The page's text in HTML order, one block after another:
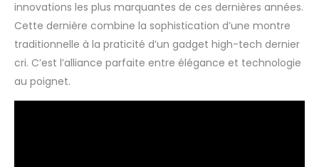
innovations les plus marquantes de ces dernières années.
Cette dernière combine la sophistication d’une montre
traditionnelle à la praticité d’un gadget high-tech dernier
cri. C’est l’alliance parfaite entre élégance et technologie
au poignet.